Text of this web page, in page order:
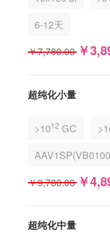
6-12天
￥7,780.00 ￥
超纯化小量
>1012 GC
￥9,780.00 ￥
超纯化中量